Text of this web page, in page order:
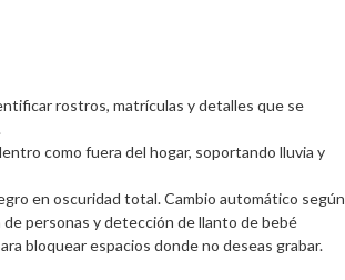
rostros, matrículas y detalles que se
como fuera del hogar, soportando lluvia y
en oscuridad total. Cambio automático según
personas y detección de llanto de bebé
bloquear espacios donde no deseas grabar.